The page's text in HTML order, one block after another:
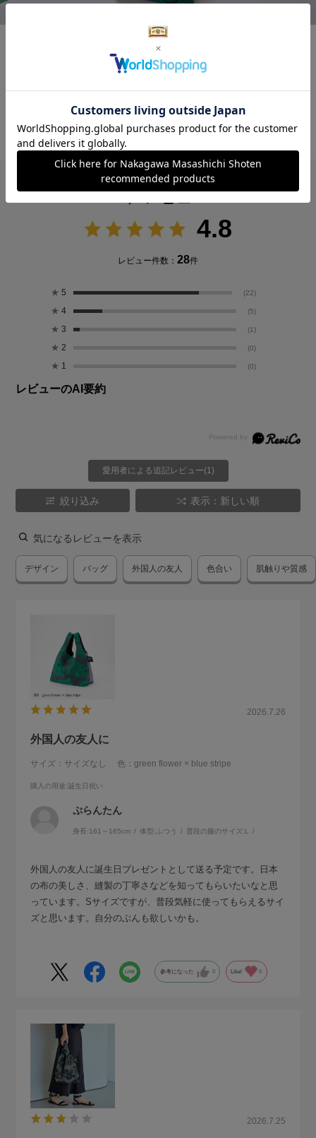
1300余年の歴史を誇る繊維産地･群馬県桐生に
おいて、ジャカード織物の機屋であるSUSAIが
→ブランド紹介はこちら
レビュー
4.8
レビュー件数： 28件
★ 5 (22)
★ 4 (5)
★ 3 (1)
★ 2 (0)
★ 1 (0)
レビューのAI要約
愛用者による追記レビュー(1)
絞り込み 表示：新しい順
気になるレビューを表示
デザイン バッグ 外国人の友人 色合い 肌触りや質感
2026.7.26
外国人の友人に
サイズ：サイズなし 色：green flower × blue stripe
購入の用途:誕生日祝い
ぷらんたん
身長:161～165cm 体型:ふつう 普段の服のサイズ:L
外国人の友人に誕生日プレゼントとして送る予定です。日本
の布の美しさ、縫製の丁寧さなどを知ってもらいたいなと思
っています。Sサイズですが、普段気軽に使ってもらえるサイ
ズと思います。自分のぶんも欲しいかも。
参考になった 0 Like! 0
2026.7.25